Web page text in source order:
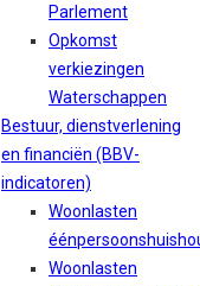
Parlement
Opkomst
verkiezingen
Waterschappen
Bestuur, dienstverlening
en financiën (BBV-
indicatoren)
Woonlasten
Woonlasten